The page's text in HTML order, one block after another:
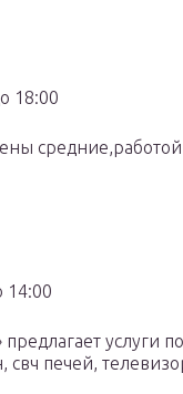
18:00
14:00
услуги
печей,